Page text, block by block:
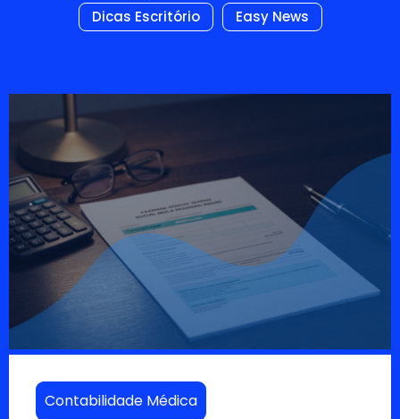
Dicas Escritório
Easy News
Contabilidade Médica